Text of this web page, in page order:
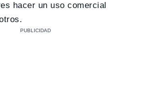
hacer un uso comercial